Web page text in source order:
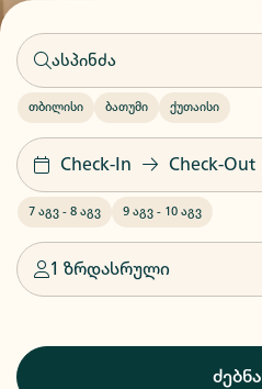
თბილისი ბათუმი ქუთაისი
Check-In Check-Out
7 აგვ - 8 აგვ 9 აგვ - 10 აგვ
1 ზრდასრული
ძებნა